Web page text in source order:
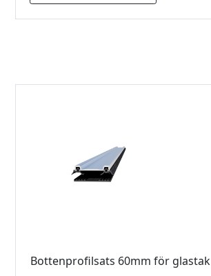
Bottenprofilsats 60mm för glastak